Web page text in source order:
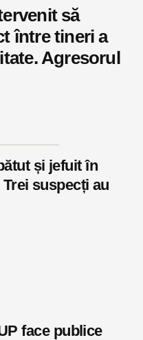
să
între tineri a
Agresorul
și jefuit în
suspecți au
face publice